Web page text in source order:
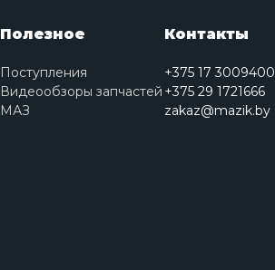
Полезное
Поступления
Видеообзоры запчастей
МАЗ
Контакты
+375 17 3009400
+375 29 1721666
zakaz@mazik.by